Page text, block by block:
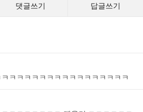
댓글쓰기 답글쓰기
ㅋㅋㅋㅋㅋㅋㅋㅋㅋㅋㅋㅋㅋㅋㅋㅋ